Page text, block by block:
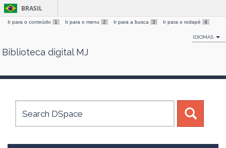
Skip
BRASIL
Ir para o conteúdo 1 Ir para o menu 2 Ir para a busca 3 Ir para o rodapé 4
IDIOMAS
Biblioteca digital MJ